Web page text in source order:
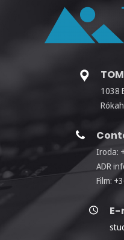
1038
Iroda:
ADR
Film: